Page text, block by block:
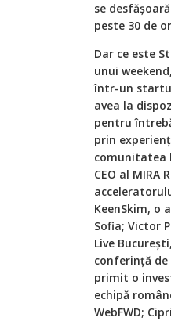
se
peste 30 de
Dar ce este
unui
într-un
avea la
pentru
prin
comunitatea
CEO al
KeenSkim, o
Sofia; Victor
Live
conferință
primit o
echipă
WebFWD;